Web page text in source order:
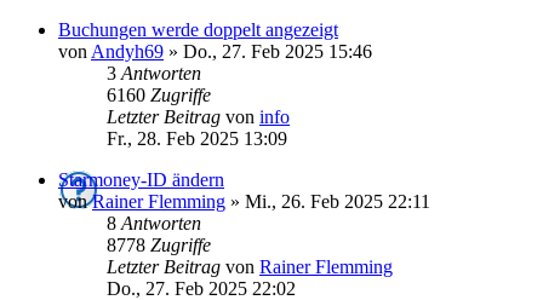
Buchungen werde doppelt angezeigt
von Andyh69 » Do., 27. Feb 2025 15:46
3 Antworten
6160 Zugriffe
Letzter Beitrag von info
Fr., 28. Feb 2025 13:09
Starmoney-ID ändern
vonRainer Flemming » Mi., 26. Feb 2025 22:11
8 Antworten
8778 Zugriffe
Letzter Beitrag von Rainer Flemming
Do., 27. Feb 2025 22:02